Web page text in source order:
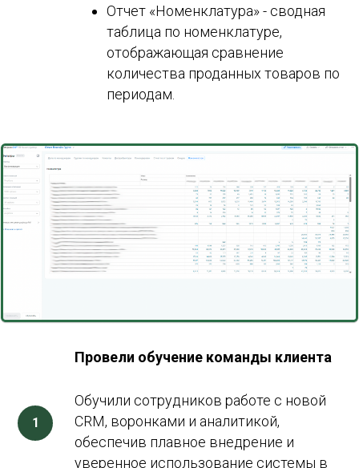
Отчет «Номенклатура» - сводная
таблица по номенклатуре,
отображающая сравнение
количества проданных товаров по
периодам.
Провели обучение команды клиента
Обучили сотрудников работе с новой
CRM, воронками и аналитикой,
обеспечив плавное внедрение и
уверенное использование системы в